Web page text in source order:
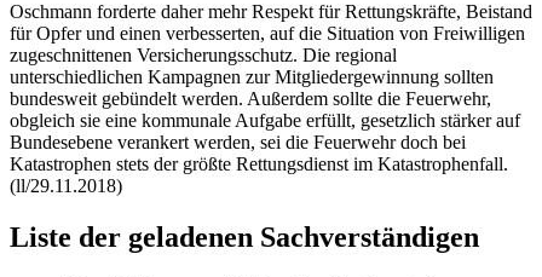
Oschmann forderte daher mehr Respekt für Rettungskräfte, Beistand
für Opfer und einen verbesserten, auf die Situation von Freiwilligen
zugeschnittenen Versicherungsschutz. Die regional
unterschiedlichen Kampagnen zur Mitgliedergewinnung sollten
bundesweit gebündelt werden. Außerdem sollte die Feuerwehr,
obgleich sie eine kommunale Aufgabe erfüllt, gesetzlich stärker auf
Bundesebene verankert werden, sei die Feuerwehr doch bei
Katastrophen stets der größte Rettungsdienst im Katastrophenfall.
(ll/29.11.2018)
Liste der geladenen Sachverständigen